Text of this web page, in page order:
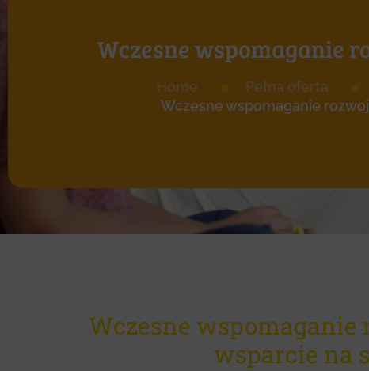
Wczesne wspomaganie
Home
Pełna oferta
Wczesne wspomaganie
Wczesne wspomaganie
wsparcie na